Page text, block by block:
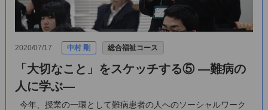
2020/07/17 中村 剛 総合福祉コース
「大切なこと」をスケッチする⑤ ―難病の
人に学ぶ―
今年、授業の一環として難病患者の人へのソーシャルワーク